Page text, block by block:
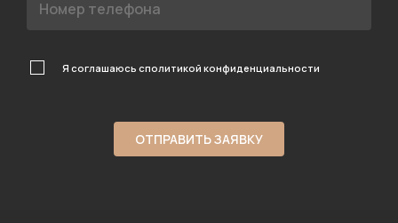
Я соглашаюсь сполитикой конфиденциальности
ОТПРАВИТЬ ЗАЯВКУ